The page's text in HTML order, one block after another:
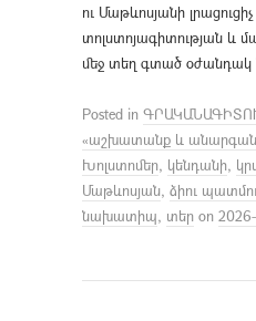
ու Մաթևոսյանի
տոլստոյագիտության և
մեջ տեղ գտած օժանդակ
Posted in
«աշխատանք և
Խոլստոմեր, կենդանի,
Մաթևոսյան, ձիու
նախատիպ, տեր on